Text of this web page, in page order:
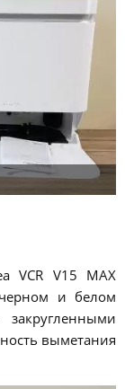
VCR V15 MAX
черном и белом
выметания